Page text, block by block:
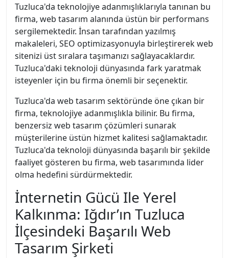
Tuzluca'da teknolojiye adanmışlıklarıyla tanınan bu
firma, web tasarım alanında üstün bir performans
sergilemektedir. İnsan tarafından yazılmış
makaleleri, SEO optimizasyonuyla birleştirerek web
sitenizi üst sıralara taşımanızı sağlayacaklardır.
Tuzluca'daki teknoloji dünyasında fark yaratmak
isteyenler için bu firma önemli bir seçenektir.
Tuzluca'da web tasarım sektöründe öne çıkan bir
firma, teknolojiye adanmışlıkla bilinir. Bu firma,
benzersiz web tasarım çözümleri sunarak
müşterilerine üstün hizmet kalitesi sağlamaktadır.
Tuzluca'da teknoloji dünyasında başarılı bir şekilde
faaliyet gösteren bu firma, web tasarımında lider
olma hedefini sürdürmektedir.
İnternetin Gücü Ile Yerel
Kalkınma: Iğdır’ın Tuzluca
İlçesindeki Başarılı Web
Tasarım Şirketi